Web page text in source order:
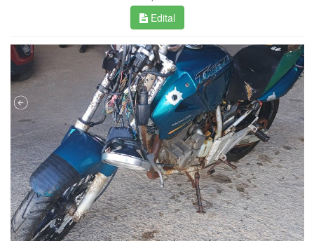
Edital